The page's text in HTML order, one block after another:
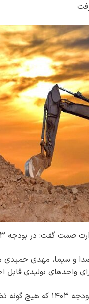
مالیاتی برای معادن در نظر گرفته نشده است.
صدا و سیما، مهدی
واحدهای تولیدی
حمیدی افزود: این حکم